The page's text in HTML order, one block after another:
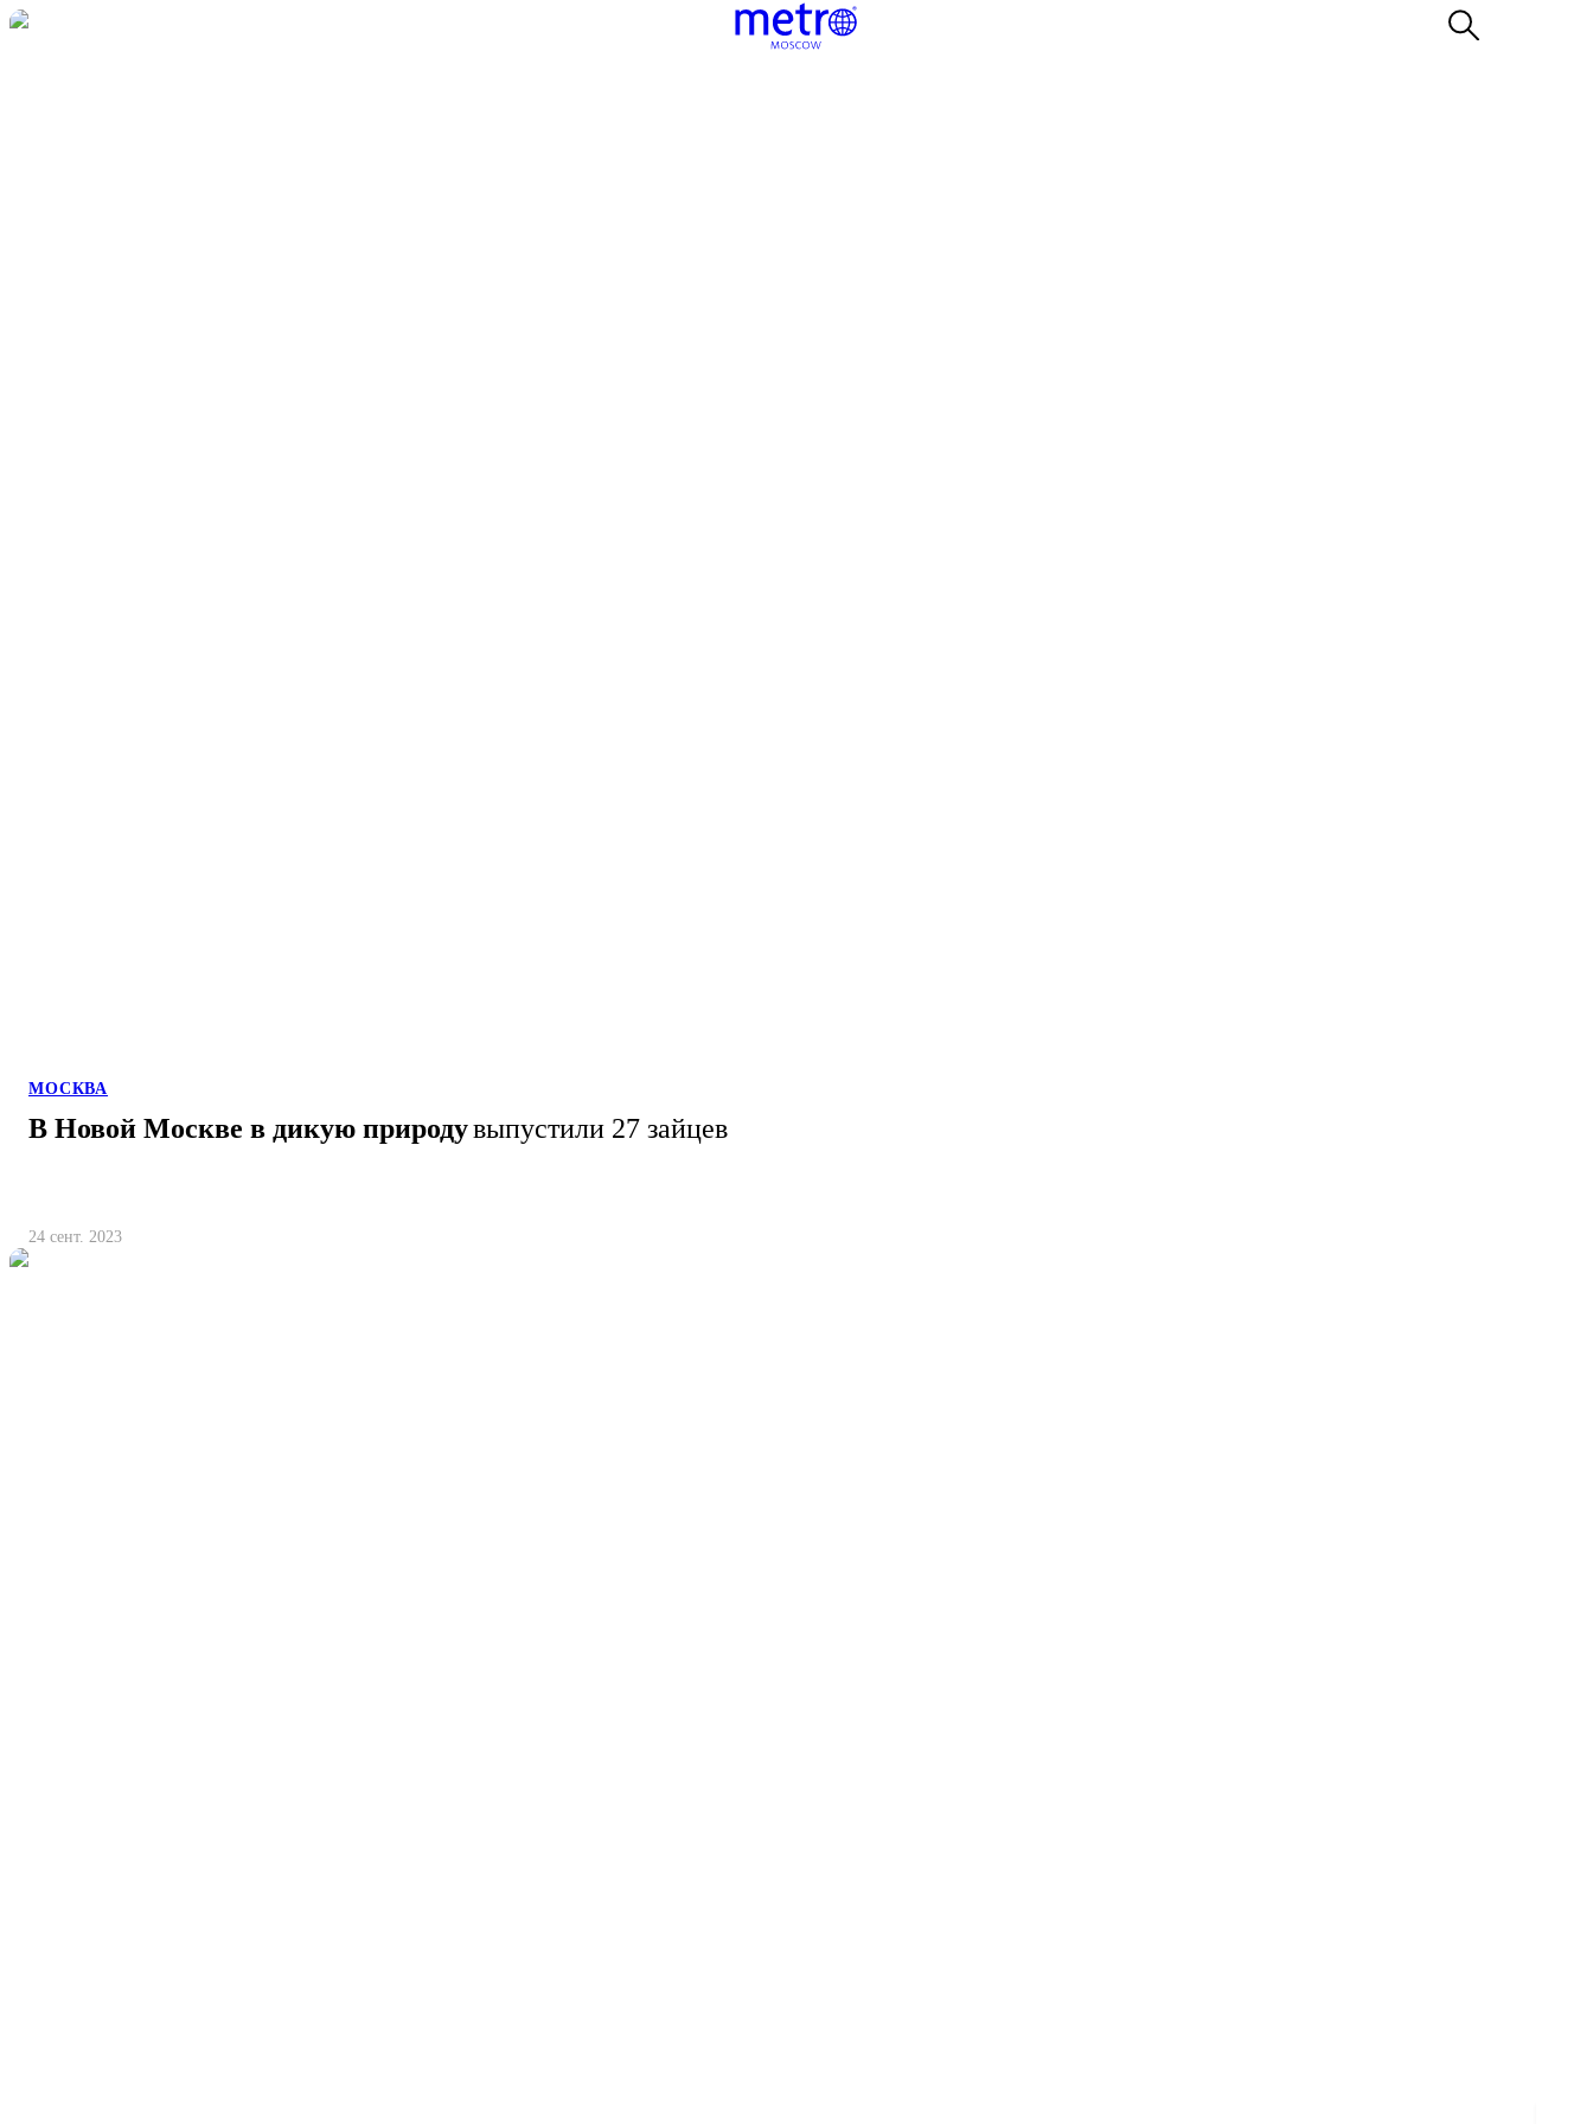
МОСКВА
В Новой Москве в дикую природувыпустили 27 зайцев
24 сент. 2023